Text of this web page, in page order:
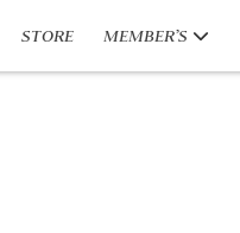
STORE MEMBER’S